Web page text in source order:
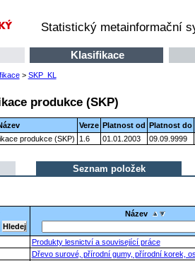
Statistický metainformační
Klasifikace
> SKP_KL
produkce (SKP)
Verze Platnost od Platnost do
produkce (SKP) 1.6 01.01.2003 09.09.9999
Seznam položek
Název
Produkty lesnictví a související práce
Dřevo surové, přírodní gumy, přírodní korek,